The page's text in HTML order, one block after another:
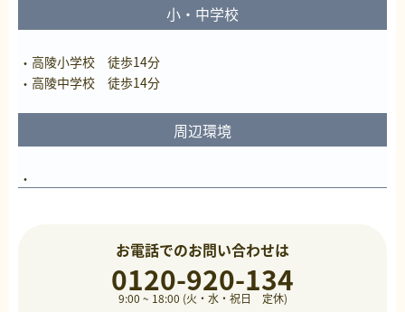
小・中学校
高陵小学校 徒歩14分
高陵中学校 徒歩14分
周辺環境
お電話でのお問い合わせは
0120-920-134
9:00 ~ 18:00 (火・水・祝日 定休)